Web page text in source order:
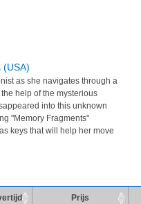
(USA)
as she navigates through a
help of the mysterious
into this unknown
"Memory Fragments"
keys that will help her move
Prijs